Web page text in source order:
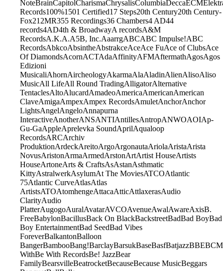
NoteBrainCapitolCharismaChrysalisColumbiaDeccaECM
Records100%1501 Certified17 Steps20th Century20th Century-
Fox21 2MR355 Recordings36 Chambers4 AD44
records4AD4th & BroadwayA recordsA&M
RecordsA.K.A.A5B, Inc.AaarrgABCABC Impulse!ABC
RecordsAbkcoAbsintheAbstrakceAceAce FuAce of ClubsAce
Of DiamondsAcornACTAdaAffinityAFMAftermathAgosAgos
Edizioni
MusicaliAhornAircheologyAkarmaAlaAladinAlienAlisoAliso
MusicAll LifeAll Round TradingAlligatorAlternative
TentaclesAltoAlucardAmadeoAmericaAmericanAmerican
ClaveAmigaAmpexAmpex RecordsAmuletAnchorAnchor
LightsAngelAngeloAnnapurna
InteractiveAnotherANSANTIAntillesAntropANWOAOIAp-
Gu-GaAppleAprelevka SoundAprilAqualoop
RecordsARCArchiv
ProduktionArdeckAreitoArgoArgonautaAriolaAristaArista
NovusAristonArmaArmedArstonArtArtist HouseArtists
HouseArtoneArts & CraftsAsAstanAsthmatic
KittyAstralwerkAsylumAt The MoviesATCOAtlantic
75Atlantic CurveAtlasAtlas
ArtistsATOAtomhengeAttacaAtticAttlaxerasAudio
ClarityAudio
PlatterAugogoAuralAvatarAVCOAvenueAwalAwareAxisB.
FreeBabylonBacillusBack On BlackBackstreetBadBad BoyBad
Boy EntertainmentBad SeedBad Vibes
ForeverBalkantonBalloon
BangerBambooBang!BarclayBarsukBaseBasfBatjazzBBEBCM
WithBe With RecordsBe! JazzBear
FamilyBearsvilleBeatrocketBecauseBecause MusicBeggars